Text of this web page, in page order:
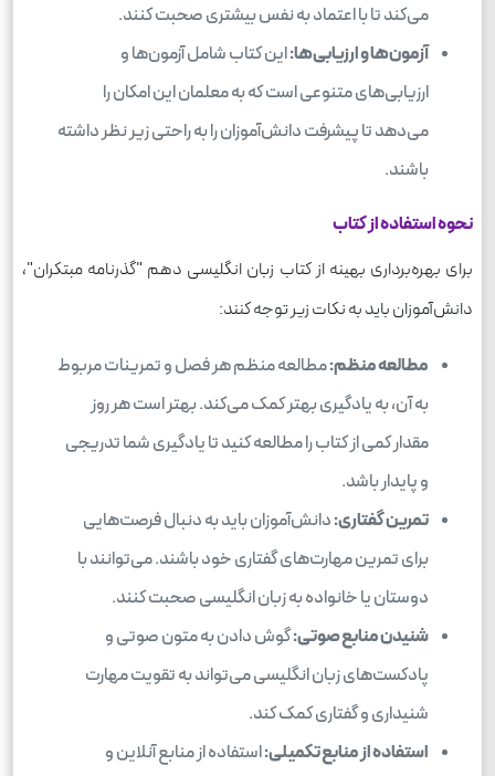
می‌کند تا با اعتماد به نفس بیشتری صحبت کنند.
آزمون‌ها و ارزیابی‌ها:این کتاب شامل آزمون‌ها و
ارزیابی‌های متنوعی است که به معلمان این امکان را
می‌دهد تا پیشرفت دانش‌آموزان را به راحتی زیر نظر داشته
باشند.
نحوه استفاده از کتاب
برای بهره‌برداری بهینه از کتاب زبان انگلیسی دهم "گذرنامه مبتکران"،
دانش‌آموزان باید به نکات زیر توجه کنند:
مطالعه منظم:مطالعه منظم هر فصل و تمرینات مربوط
به آن، به یادگیری بهتر کمک می‌کند. بهتر است هر روز
مقدار کمی از کتاب را مطالعه کنید تا یادگیری شما تدریجی
و پایدار باشد.
تمرین گفتاری:دانش‌آموزان باید به دنبال فرصت‌هایی
برای تمرین مهارت‌های گفتاری خود باشند. می‌توانند با
دوستان یا خانواده به زبان انگلیسی صحبت کنند.
شنیدن منابع صوتی:گوش دادن به متون صوتی و
پادکست‌های زبان انگلیسی می‌تواند به تقویت مهارت
شنیداری و گفتاری کمک کند.
استفاده از منابع تکمیلی:استفاده از منابع آنلاین و